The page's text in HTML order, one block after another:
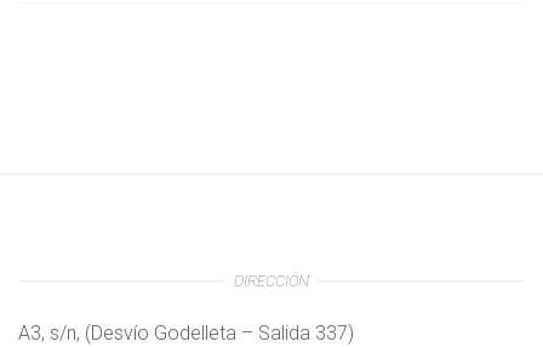
DIRECCIÓN
A3, s/n, (Desvío Godelleta – Salida 337)